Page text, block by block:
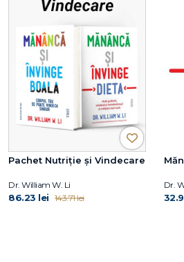
Pachet Nutriție și Vindecare
Dr. William W. Li
86.23 lei 143.71 lei
Dr.